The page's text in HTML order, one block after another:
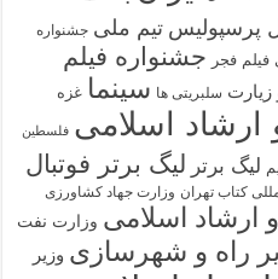
پرسپولیس تیم ملی جشنواره
فیلم فجر جشنواره فیلم
سلبریتی ها سینما غزه
ارشاد اسلامی فلسطین
لیگ برتر لیگ برتر فوتبال
کتاب تهران وزارت جهاد کشاورزی
ارشاد اسلامی وزارت نفت
راه و شهرسازی وزیر